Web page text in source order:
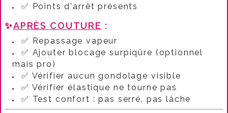
✅ Points d'arrêt présents
✨APRÈS COUTURE :
✅ Repassage vapeur
✅ Ajouter blocage surpiqûre (optionnel
mais pro)
✅ Vérifier aucun gondolage visible
✅ Vérifier élastique ne tourne pas
✅ Test confort : pas serré, pas lâche